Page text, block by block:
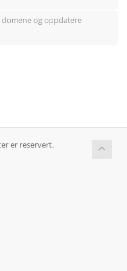
domene og oppdatere
er reservert.